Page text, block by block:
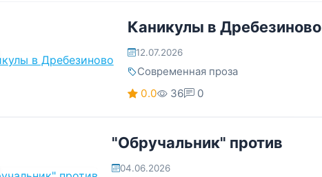
Каникулы в Дребезиново
12.07.2026
Современная проза
0.0
36 0
"Обручальник" против
04.06.2026